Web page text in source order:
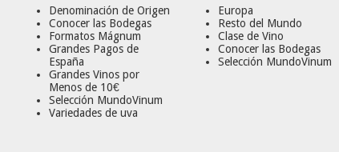
Denominación de Origen
Conocer las Bodegas
Formatos Mágnum
Grandes Pagos de
España
Grandes Vinos por
Menos de 10€
Selección MundoVinum
Variedades de uva
Europa
Resto del Mundo
Clase de Vino
Conocer las Bodegas
Selección MundoVinum